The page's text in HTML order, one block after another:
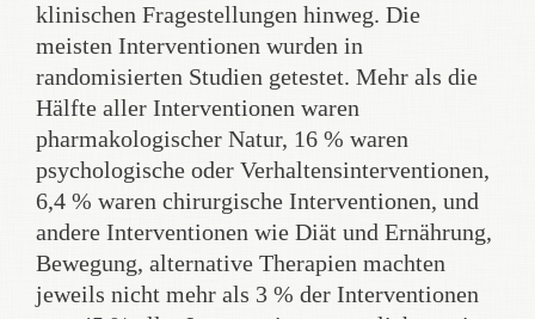
klinischen Fragestellungen hinweg. Die
meisten Interventionen wurden in
randomisierten Studien getestet. Mehr als die
Hälfte aller Interventionen waren
pharmakologischer Natur, 16 % waren
psychologische oder Verhaltensinterventionen,
6,4 % waren chirurgische Interventionen, und
andere Interventionen wie Diät und Ernährung,
Bewegung, alternative Therapien machten
jeweils nicht mehr als 3 % der Interventionen